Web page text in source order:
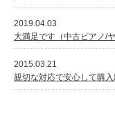
2019.04.03
大満足です（中古ピアノ/
2015.03.21
親切な対応で安心して購